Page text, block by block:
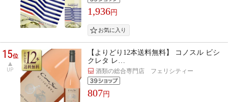
1,936円
15位
UP
【よりどり12本送料無料】 コノスル ビシ
クレタ レ…
酒類の総合専門店 フェリシティー
807円